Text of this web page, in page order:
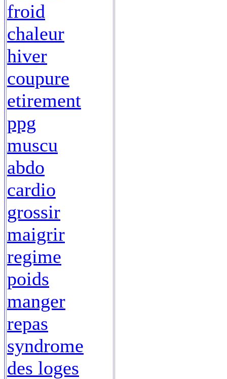
froid
chaleur
hiver
coupure
etirement
ppg
muscu
abdo
cardio
grossir
maigrir
regime
poids
manger
repas
syndrome
des loges